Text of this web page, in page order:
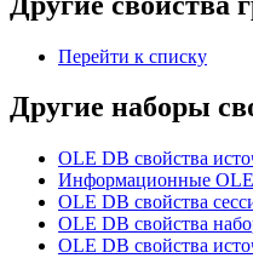
Перейти к списку
Другие наборы
OLE DB свойства
Информационные OLE
OLE DB свойства
OLE DB свойства
OLE DB свойства